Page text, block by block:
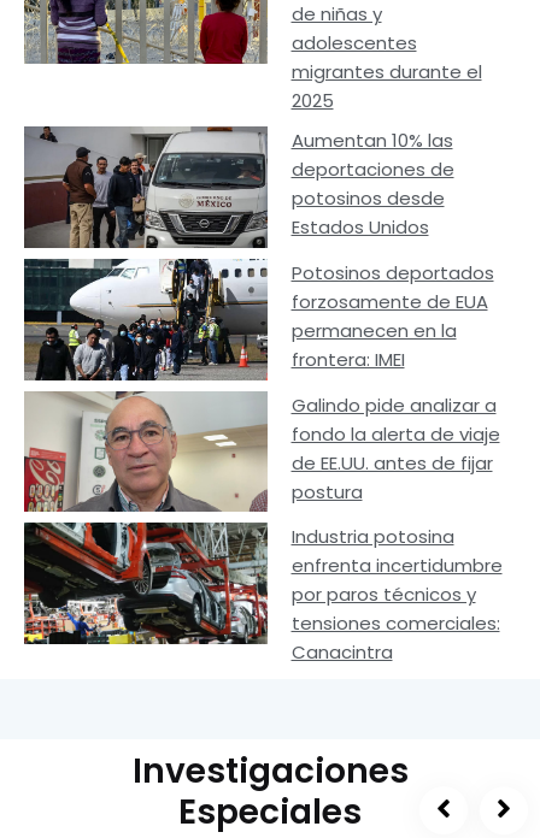
de niñas y
adolescentes
migrantes durante el
2025
Aumentan 10% las
deportaciones de
potosinos desde
Estados Unidos
Potosinos deportados
forzosamente de EUA
permanecen en la
frontera: IMEI
Galindo pide analizar a
fondo la alerta de viaje
de EE.UU. antes de fijar
postura
Industria potosina
enfrenta incertidumbre
por paros técnicos y
tensiones comerciales:
Canacintra
Investigaciones
Especiales